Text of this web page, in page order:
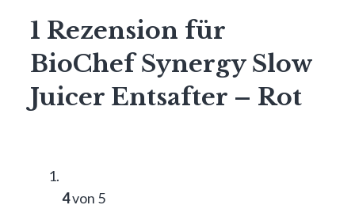
1 Rezension für
BioChef Synergy Slow
Juicer Entsafter – Rot
4von 5